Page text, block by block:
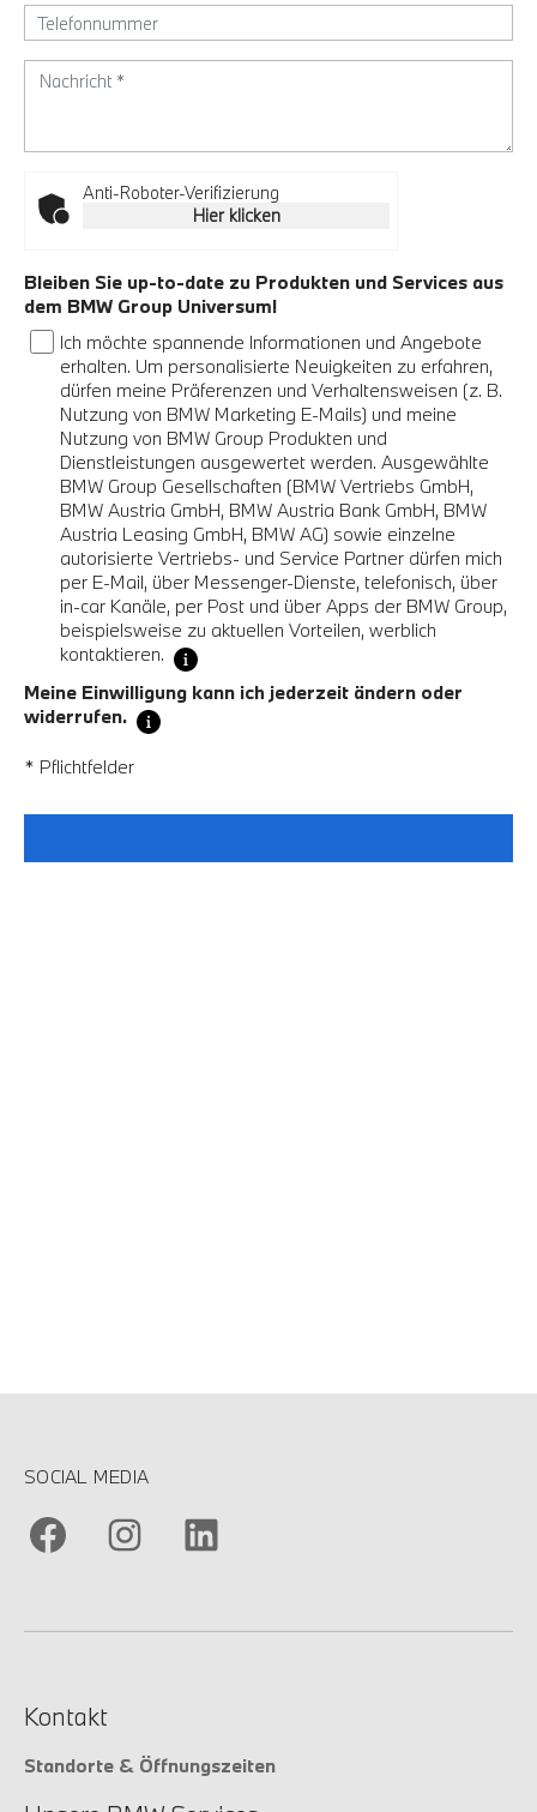
Anti-Roboter-Verifizierung
Hier klicken
Bleiben Sie up-to-date zu Produkten und Services aus
dem BMW Group Universum!
Ich möchte spannende Informationen und Angebote
erhalten. Um personalisierte Neuigkeiten zu erfahren,
dürfen meine Präferenzen und Verhaltensweisen (z. B.
Nutzung von BMW Marketing E-Mails) und meine
Nutzung von BMW Group Produkten und
Dienstleistungen ausgewertet werden. Ausgewählte
BMW Group Gesellschaften (BMW Vertriebs GmbH,
BMW Austria GmbH, BMW Austria Bank GmbH, BMW
Austria Leasing GmbH, BMW AG) sowie einzelne
autorisierte Vertriebs- und Service Partner dürfen mich
per E-Mail, über Messenger-Dienste, telefonisch, über
in-car Kanäle, per Post und über Apps der BMW Group,
beispielsweise zu aktuellen Vorteilen, werblich
kontaktieren.
Meine Einwilligung kann ich jederzeit ändern oder
widerrufen.
* Pflichtfelder
SOCIAL MEDIA
Kontakt
Standorte & Öffnungszeiten